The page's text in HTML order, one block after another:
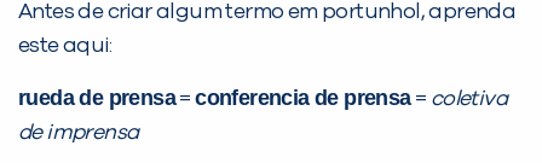
Antes de criar algum termo em portunhol, aprenda
este aqui:
rueda de prensa=conferencia de prensa= coletiva
de imprensa